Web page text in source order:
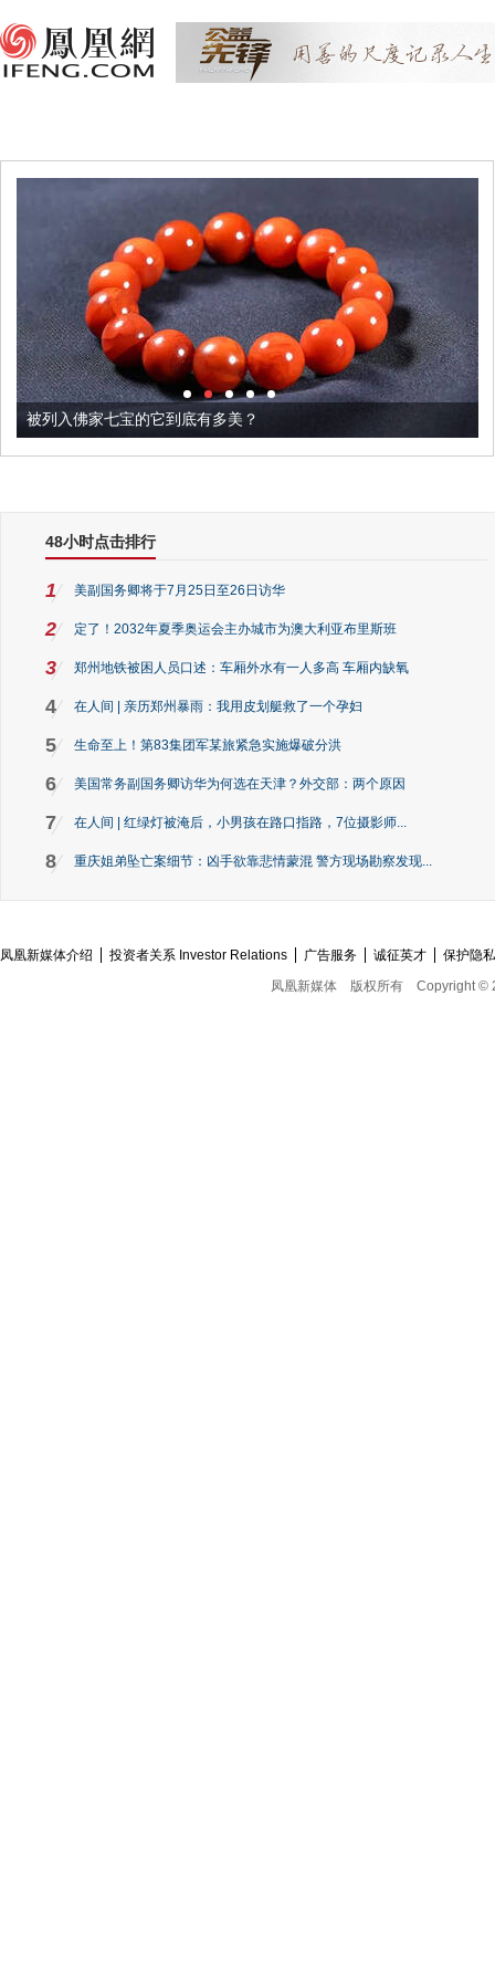
被列入佛家七宝的它到底有多美？
48小时点击排行
1 美副国务卿将于7月25日至26日访华
2 定了！2032年夏季奥运会主办城市为澳大利亚布里斯班
3 郑州地铁被困人员口述：车厢外水有一人多高 车厢内缺氧
4 在人间 | 亲历郑州暴雨：我用皮划艇救了一个孕妇
5 生命至上！第83集团军某旅紧急实施爆破分洪
6 美国常务副国务卿访华为何选在天津？外交部：两个原因
7 在人间 | 红绿灯被淹后，小男孩在路口指路，7位摄影师...
8 重庆姐弟坠亡案细节：凶手欲靠悲情蒙混 警方现场勘察发现...
凤凰新媒体介绍 投资者关系 Investor Relations 广告服务 诚征英才
保护隐
凤凰新媒体
版权所有 Copyright ©